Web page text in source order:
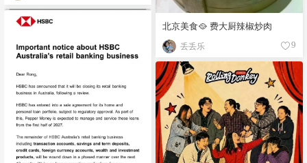
北京美食🥘 费大厨辣椒炒肉
丢丢乐 9